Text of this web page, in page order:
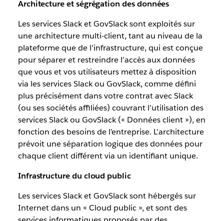
Architecture et ségrégation des données
Les services Slack et GovSlack sont exploités sur
une architecture multi-client, tant au niveau de la
plateforme que de l’infrastructure, qui est conçue
pour séparer et restreindre l’accès aux données
que vous et vos utilisateurs mettez à disposition
via les services Slack ou GovSlack, comme défini
plus précisément dans votre contrat avec Slack
(ou ses sociétés affiliées) couvrant l’utilisation des
services Slack ou GovSlack (« Données client »), en
fonction des besoins de l’entreprise. L’architecture
prévoit une séparation logique des données pour
chaque client différent via un identifiant unique.
Infrastructure du cloud public
Les services Slack et GovSlack sont hébergés sur
Internet dans un « Cloud public », et sont des